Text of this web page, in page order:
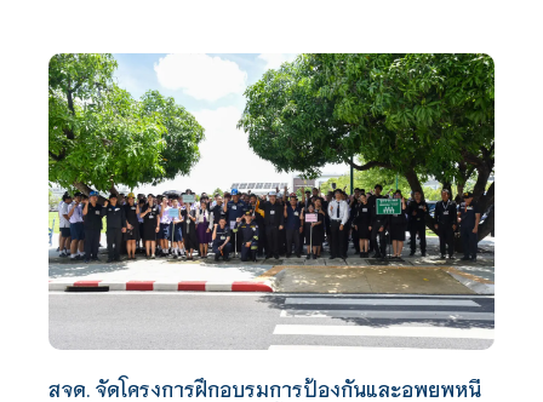
สจด. จัดโครงการฝึกอบรมการป้องกันและอพยพหนี